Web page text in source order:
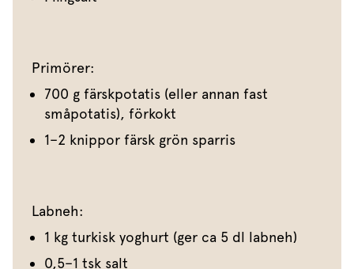
Primörer:
700 g färskpotatis (eller annan fast
småpotatis), förkokt
1–2 knippor färsk grön sparris
Labneh:
1 kg turkisk yoghurt (ger ca 5 dl labneh)
0,5–1 tsk salt